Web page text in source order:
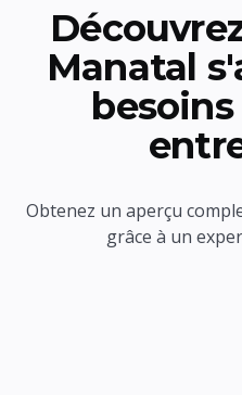
Manatal
Obtenez un aperçu
grâce à un